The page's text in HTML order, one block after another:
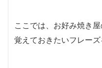
ここでは、お好み焼き
覚えておきたいフレーズ